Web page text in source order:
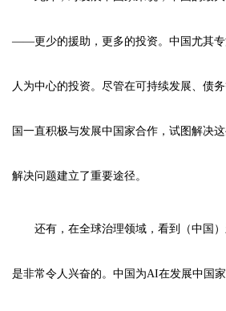
——更少的援助，更多的投资。中国尤其专
人为中心的投资。尽管在可持续发展、债
国一直积极与发展中国家合作，试图解决
解决问题建立了重要途径。
还有，在全球治理领域，看到（中国
是非常令人兴奋的。中国为AI在发展中国